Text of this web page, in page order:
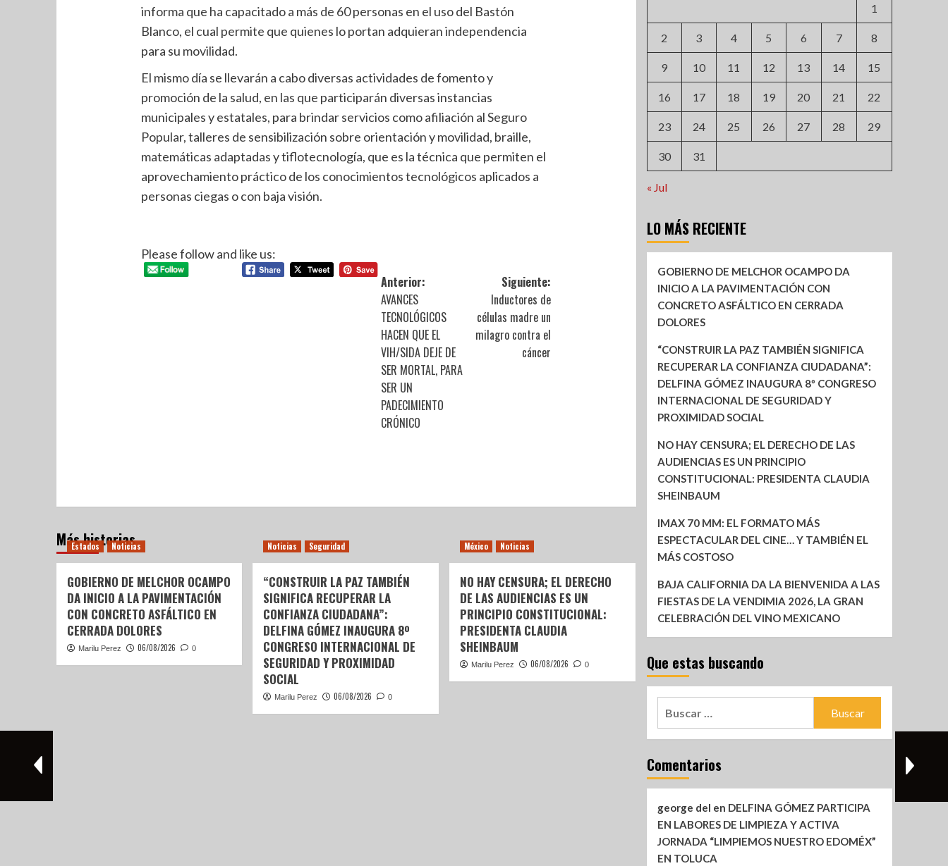
informa que ha capacitado a más de 60 personas en el uso del Bastón
Blanco, el cual permite que quienes lo portan adquieran independencia
para su movilidad.
El mismo día se llevarán a cabo diversas actividades de fomento y
promoción de la salud, en las que participarán diversas instancias
municipales y estatales, para brindar servicios como afiliación al Seguro
Popular, talleres de sensibilización sobre orientación y movilidad, braille,
matemáticas adaptadas y tiflotecnología, que es la técnica que permiten el
aprovechamiento práctico de los conocimientos tecnológicos aplicados a
personas ciegas o con baja visión.
Please follow and like us:
Anterior:
AVANCES
TECNOLÓGICOS
HACEN QUE EL
VIH/SIDA DEJE DE
SER MORTAL, PARA
SER UN
PADECIMIENTO
CRÓNICO
Siguiente:
Inductores de
células madre un
milagro contra el
cáncer
Más historias
Estados Noticias
GOBIERNO DE MELCHOR OCAMPO
DA INICIO A LA PAVIMENTACIÓN
CON CONCRETO ASFÁLTICO EN
CERRADA DOLORES
Marilu Perez 06/08/2026 0
Noticias Seguridad
“CONSTRUIR LA PAZ TAMBIÉN
SIGNIFICA RECUPERAR LA
CONFIANZA CIUDADANA”:
DELFINA GÓMEZ INAUGURA 8º
CONGRESO INTERNACIONAL DE
SEGURIDAD Y PROXIMIDAD
SOCIAL
Marilu Perez 06/08/2026 0
México Noticias
NO HAY CENSURA; EL DERECHO
DE LAS AUDIENCIAS ES UN
PRINCIPIO CONSTITUCIONAL:
PRESIDENTA CLAUDIA
SHEINBAUM
Marilu Perez 06/08/2026 0
1
2 3 4 5 6 7 8
9 10 11 12 13 14 15
16 17 18 19 20 21 22
23 24 25 26 27 28 29
30 31
« Jul
LO MÁS RECIENTE
GOBIERNO DE MELCHOR OCAMPO DA
INICIO A LA PAVIMENTACIÓN CON
CONCRETO ASFÁLTICO EN CERRADA
DOLORES
“CONSTRUIR LA PAZ TAMBIÉN SIGNIFICA
RECUPERAR LA CONFIANZA CIUDADANA”:
DELFINA GÓMEZ INAUGURA 8º CONGRESO
INTERNACIONAL DE SEGURIDAD Y
PROXIMIDAD SOCIAL
NO HAY CENSURA; EL DERECHO DE LAS
AUDIENCIAS ES UN PRINCIPIO
CONSTITUCIONAL: PRESIDENTA CLAUDIA
SHEINBAUM
IMAX 70 MM: EL FORMATO MÁS
ESPECTACULAR DEL CINE… Y TAMBIÉN EL
MÁS COSTOSO
BAJA CALIFORNIA DA LA BIENVENIDA A LAS
FIESTAS DE LA VENDIMIA 2026, LA GRAN
CELEBRACIÓN DEL VINO MEXICANO
Que estas buscando
Comentarios
george del en DELFINA GÓMEZ PARTICIPA
EN LABORES DE LIMPIEZA Y ACTIVA
JORNADA “LIMPIEMOS NUESTRO EDOMÉX”
EN TOLUCA